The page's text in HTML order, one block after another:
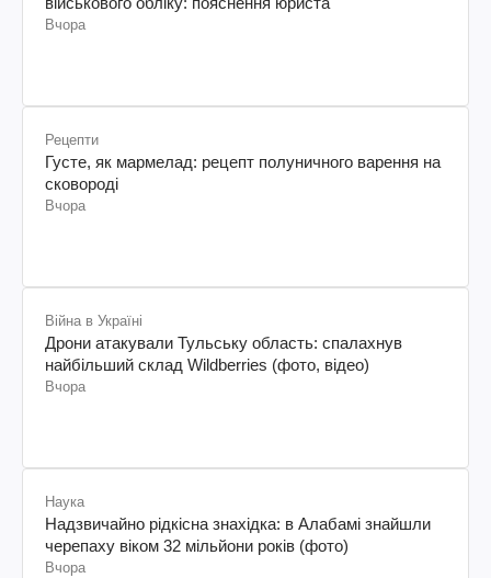
Вчора
Рецепти
Густе, як мармелад: рецепт полуничного варення на
сковороді
Вчора
Війна в Україні
Дрони атакували Тульську область: спалахнув
найбільший склад Wildberries (фото, відео)
Вчора
Наука
Надзвичайно рідкісна знахідка: в Алабамі знайшли
черепаху віком 32 мільйони років (фото)
Вчора